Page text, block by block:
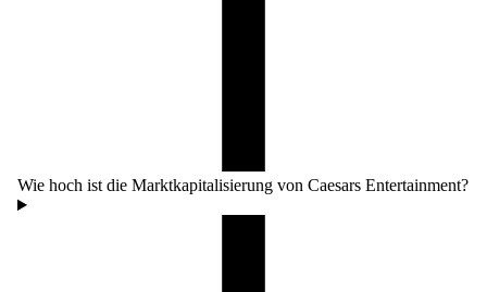
Wie hoch ist die Marktkapitalisierung von Caesars Entertainment?